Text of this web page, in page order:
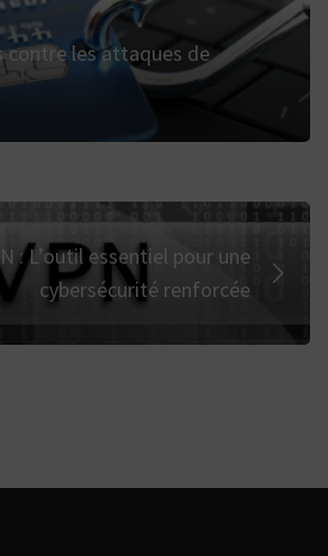
contre les attaques de
: L’outil essentiel pour une
cybersécurité renforcée